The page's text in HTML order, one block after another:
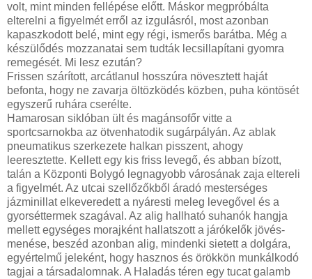
volt, mint minden fellépése előtt. Máskor megpróbálta
elterelni a figyelmét erről az izgulásról, most azonban
kapaszkodott belé, mint egy régi, ismerős barátba. Még a
készülődés mozzanatai sem tudták lecsillapítani gyomra
remegését. Mi lesz ezután?
Frissen szárított, arcátlanul hosszúra növesztett haját
befonta, hogy ne zavarja öltözködés közben, puha köntösét
egyszerű ruhára cserélte.
Hamarosan siklóban ült és magánsofőr vitte a
sportcsarnokba az ötvenhatodik sugárpályán. Az ablak
pneumatikus szerkezete halkan pisszent, ahogy
leeresztette. Kellett egy kis friss levegő, és abban bízott,
talán a Központi Bolygó legnagyobb városának zaja eltereli
a figyelmét. Az utcai szellőzőkből áradó mesterséges
jázminillat elkeveredett a nyáresti meleg levegővel és a
gyorséttermek szagával. Az alig hallható suhanók hangja
mellett egységes morajként hallatszott a járókelők jövés-
menése, beszéd azonban alig, mindenki sietett a dolgára,
egyértelmű jeleként, hogy hasznos és örökkön munkálkodó
tagjai a társadalomnak. A Haladás téren egy tucat galamb